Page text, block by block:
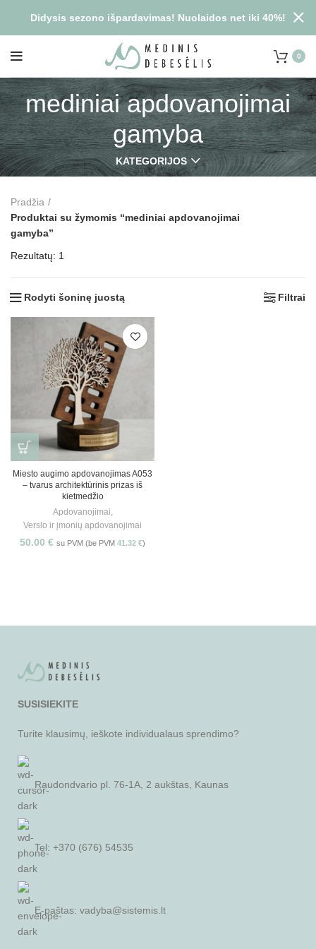
0
mediniai apdovanojimai
gamyba
KATEGORIJOS
Pradžia
Produktai su žymomis “mediniai apdovanojimai
gamyba”
Rezultatų: 1
Rodyti šoninę juostą Filtrai
Miesto augimo apdovanojimas A053
– tvarus architektūrinis prizas iš
kietmedžio
Apdovanojimai,
Verslo ir įmonių apdovanojimai
50.00 € su PVM (be PVM 41.32 €)
SUSISIEKITE
Turite klausimų, ieškote individualaus sprendimo?
Raudondvario pl. 76-1A, 2 aukštas, Kaunas
Tel: +370 (676) 54535
E-paštas: vadyba@sistemis.lt
Didysis sezono išpardavimas! Nuolaidos net iki 40%!